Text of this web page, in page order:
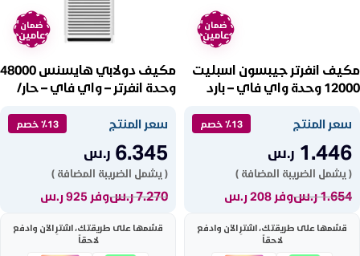
ضمان
عامين
مكيف انفرتر جيبسون اسبليت
12000 وحدة واي فاي – بارد
سعر المنتج ٪13 خصم
1.446 ر.س
( يشمل الضريبة المضافة )
1.654ر.سوفر 208 ر.س
قسّمها على طريقتك، اشترِ الآن وادفع
لاحقاً
ضمان
عامين
مكيف دولابي هايسنس 48000
وحدة انفرتر – واي فاي – حار/
سعر المنتج ٪13 خصم
6.345 ر.س
( يشمل الضريبة المضافة )
7.270ر.سوفر 925 ر.س
قسّمها على طريقتك، اشترِ الآن وادفع
لاحقاً